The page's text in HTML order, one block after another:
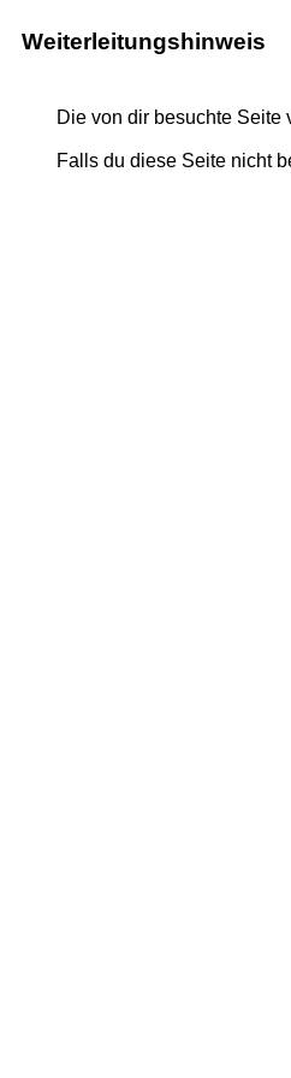
Weiterleitungshinweis
Die von dir besuchte Seite
Falls du diese Seite nicht